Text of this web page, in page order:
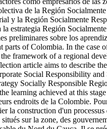
de la Región
y la Región Socialmente
estrategia Región
preliminares sobre los
of Colombia. In the
framework of a regional
article aims to
Social Responsibility
Socially Responsible
learning achieved at this
endroits de la Colombie.
la construction d'un
sur la zone, des